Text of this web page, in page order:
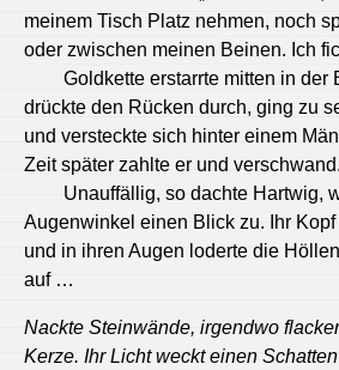
meinem Tisch Platz nehmen, noch
oder zwischen meinen Beinen. Ich
Goldkette erstarrte mitten in der
drückte den Rücken durch, ging zu
und versteckte sich hinter einem
Zeit später zahlte er und verschwand.
Unauffällig, so dachte Hartwig,
Augenwinkel einen Blick zu. Ihr
und in ihren Augen loderte die
auf …
Nackte Steinwände, irgendwo
Kerze. Ihr Licht weckt einen